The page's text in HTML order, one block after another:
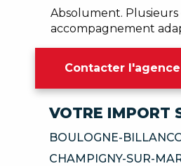
Absolument.
accompagnement
Contacter
VOTRE IMPORT
BOULOGNE-
CHAMPIGNY-SUR-